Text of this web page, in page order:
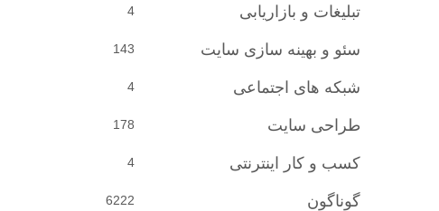
4 تبلیغات و بازاریابی
143 سئو و بهینه سازی سایت
4 شبکه های اجتماعی
178 طراحی سایت
4 کسب و کار اینترنتی
6222 گوناگون